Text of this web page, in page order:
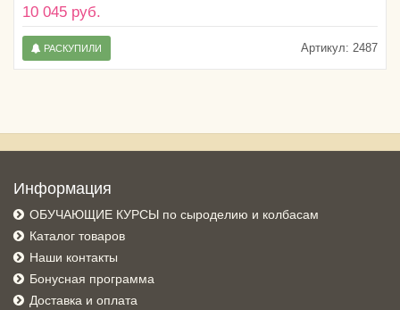
10 045 руб.
Артикул: 2487
РАСКУПИЛИ
Информация
ОБУЧАЮЩИЕ КУРСЫ по сыроделию и колбасам
Каталог товаров
Наши контакты
Бонусная программа
Доставка и оплата